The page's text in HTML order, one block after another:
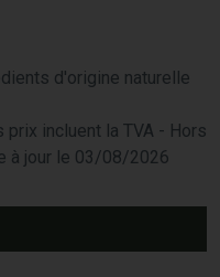
d'origine naturelle
incluent la TVA - Hors
à jour le 03/08/2026